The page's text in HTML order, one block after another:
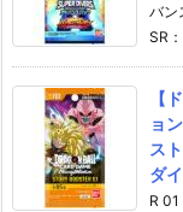
バン
SR
【
ョ
ス
ダ
R